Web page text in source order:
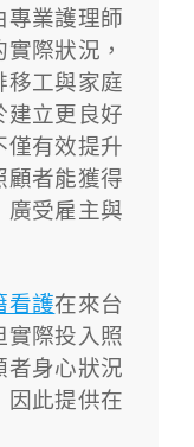
專業護理師
際狀況，
移工與家庭
建立更良好
僅有效提升
顧者能獲得
廣受雇主與
看護在來台
實際投入照
者身心狀況
因此提供在